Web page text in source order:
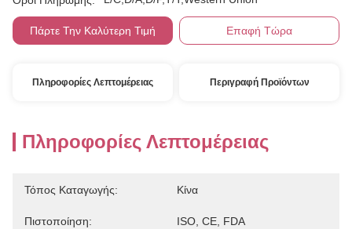
Πάρτε Την Καλύτερη Τιμή Επαφή Τώρα
Πληροφορίες Λεπτομέρειας Περιγραφή Προϊόντων
Πληροφορίες Λεπτομέρειας
Τόπος Καταγωγής: Κίνα
Πιστοποίηση: ISO, CE, FDA